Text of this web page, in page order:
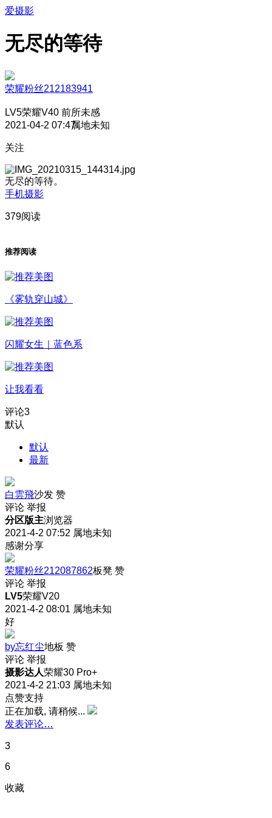
爱摄影
无尽的等待
荣耀粉丝212183941
LV5荣耀V40 前所未感
2021-04-2 07:47属地未知
关注
无尽的等待。
手机摄影
379阅读
推荐阅读
《雾轨穿山城》
闪耀女生｜蓝色系
让我看看
评论3
默认
默认
最新
白雲飛沙发 赞
评论 举报
分区版主浏览器
2021-4-2 07:52 属地未知
感谢分享
荣耀粉丝212087862板凳 赞
评论 举报
LV5荣耀V20
2021-4-2 08:01 属地未知
好
by忘红尘地板 赞
评论 举报
摄影达人荣耀30 Pro+
2021-4-2 21:03 属地未知
点赞支持
正在加载, 请稍候...
发表评论…
3
6
收藏